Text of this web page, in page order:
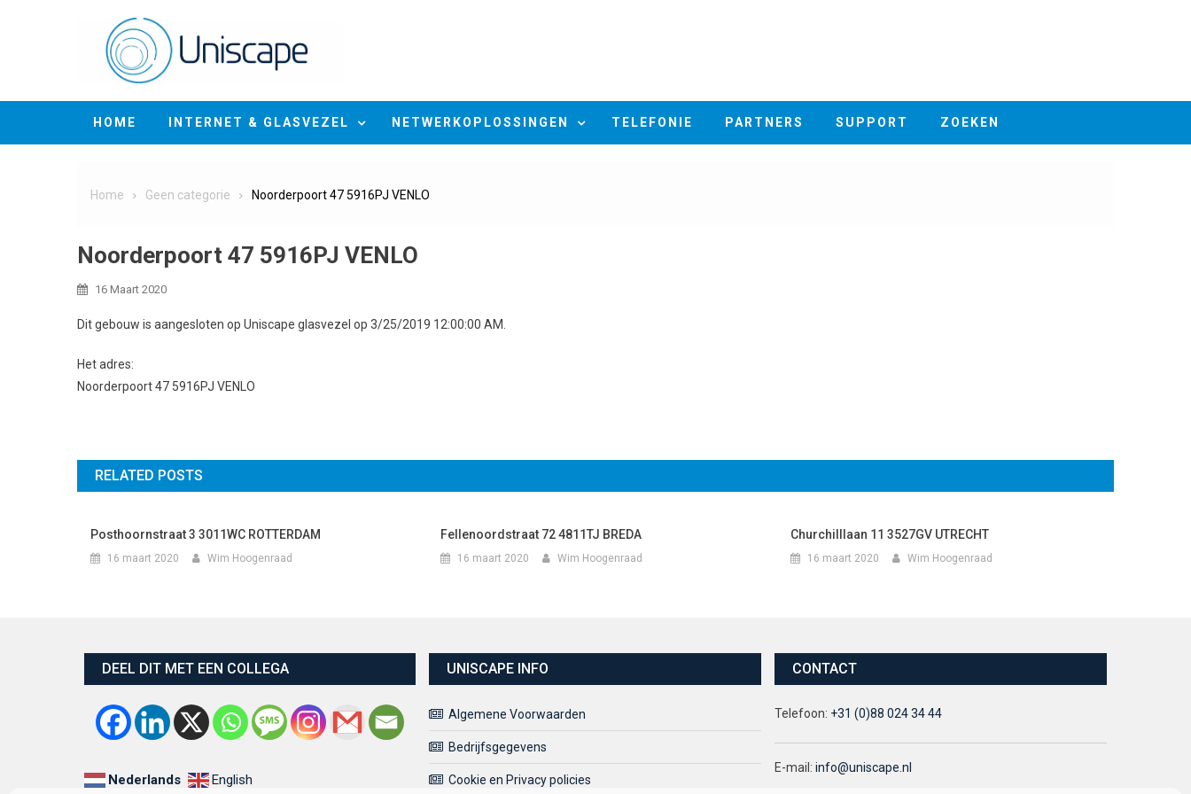
HOME INTERNET & GLASVEZEL NETWERKOPLOSSINGEN TELEFONIE PARTNERS SUPPORT ZOEKEN
Home Geen categorie Noorderpoort 47 5916PJ VENLO
Noorderpoort 47 5916PJ VENLO
16 Maart 2020
Dit gebouw is aangesloten op Uniscape glasvezel op 3/25/2019 12:00:00 AM.
Het adres:
Noorderpoort 47 5916PJ VENLO
RELATED POSTS
Posthoornstraat 3 3011WC ROTTERDAM
16 maart 2020 Wim Hoogenraad
Fellenoordstraat 72 4811TJ BREDA
16 maart 2020 Wim Hoogenraad
Churchilllaan 11 3527GV UTRECHT
16 maart 2020 Wim Hoogenraad
DEEL DIT MET EEN COLLEGA
Nederlands English
UNISCAPE INFO
Algemene Voorwaarden
Bedrijfsgegevens
Cookie en Privacy policies
CONTACT
Telefoon: +31 (0)88 024 34 44
E-mail:info@uniscape.nl